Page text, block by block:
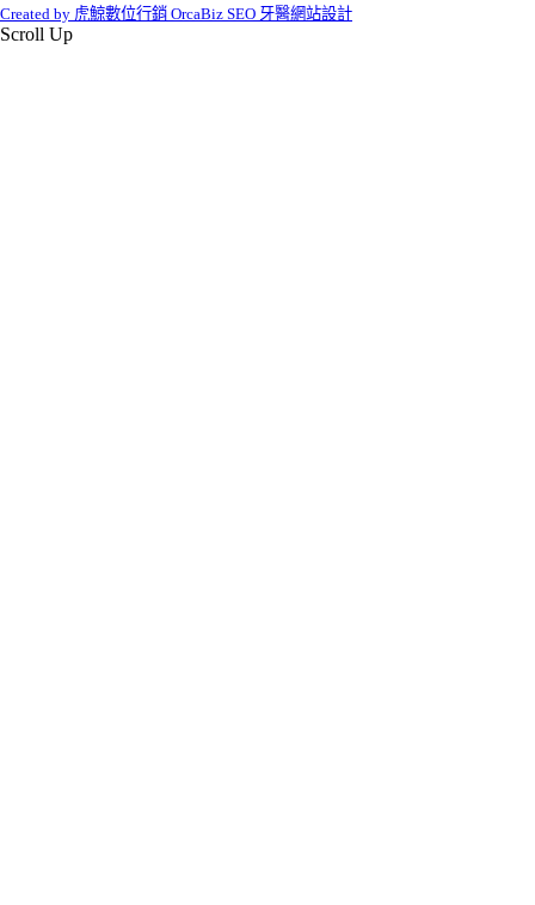
Created by 虎鯨數位行銷 OrcaBiz SEO 牙醫網站設計
Scroll Up